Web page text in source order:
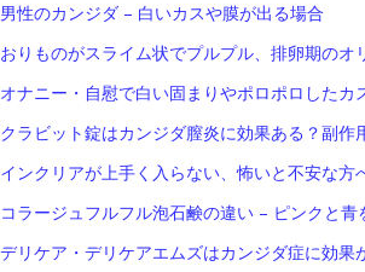
男性のカンジダ – 白いカスや膜が出る場合
おりものがスライム状でプルプル、排卵期のオ
オナニー・自慰で白い固まりやポロポロしたカ
クラビット錠はカンジダ膣炎に効果ある？副作
インクリアが上手く入らない、怖いと不安な方
コラージュフルフル泡石鹸の違い – ピンクと青
デリケア・デリケアエムズはカンジダ症に効果